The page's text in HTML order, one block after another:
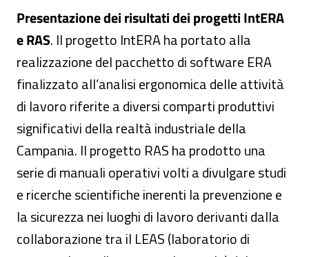
Presentazione dei risultati dei progetti IntERA
e RAS. Il progetto IntERA ha portato alla
realizzazione del pacchetto di software ERA
finalizzato all’analisi ergonomica delle attività
di lavoro riferite a diversi comparti produttivi
significativi della realtà industriale della
Campania. Il progetto RAS ha prodotto una
serie di manuali operativi volti a divulgare studi
e ricerche scientifiche inerenti la prevenzione e
la sicurezza nei luoghi di lavoro derivanti dalla
collaborazione tra il LEAS (laboratorio di